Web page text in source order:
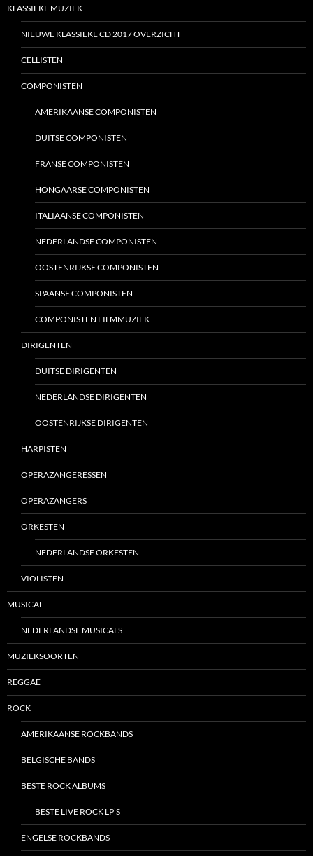
KLASSIEKE MUZIEK
NIEUWE KLASSIEKE CD 2017 OVERZICHT
CELLISTEN
COMPONISTEN
AMERIKAANSE COMPONISTEN
DUITSE COMPONISTEN
FRANSE COMPONISTEN
HONGAARSE COMPONISTEN
ITALIAANSE COMPONISTEN
NEDERLANDSE COMPONISTEN
OOSTENRIJKSE COMPONISTEN
SPAANSE COMPONISTEN
COMPONISTEN FILMMUZIEK
DIRIGENTEN
DUITSE DIRIGENTEN
NEDERLANDSE DIRIGENTEN
OOSTENRIJKSE DIRIGENTEN
HARPISTEN
OPERAZANGERESSEN
OPERAZANGERS
ORKESTEN
NEDERLANDSE ORKESTEN
VIOLISTEN
MUSICAL
NEDERLANDSE MUSICALS
MUZIEKSOORTEN
REGGAE
ROCK
AMERIKAANSE ROCKBANDS
BELGISCHE BANDS
BESTE ROCK ALBUMS
BESTE LIVE ROCK LP’S
ENGELSE ROCKBANDS